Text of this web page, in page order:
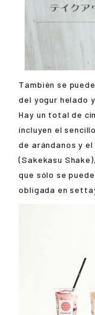
También se
del yogur helado
Hay un total de
incluyen el
de arándanos y
(Sakekasu
que sólo se
obligada en